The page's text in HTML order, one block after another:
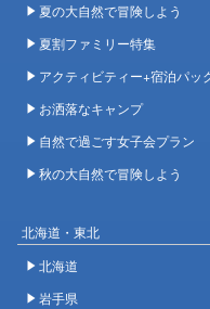
夏の大自然で冒険しよう
夏割ファミリー特集
アクティビティー+宿泊パッ
お洒落なキャンプ
自然で過ごす女子会プラン
秋の大自然で冒険しよう
北海道・東北
北海道
岩手県